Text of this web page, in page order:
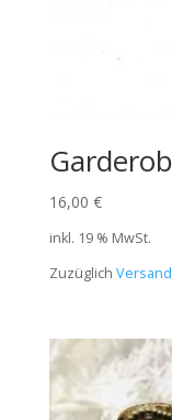
16,00 €
inkl. 19 % MwSt.
Zuzüglich